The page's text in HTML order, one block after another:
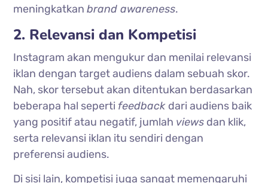
meningkatkanbrand awareness.
2. Relevansi dan Kompetisi
Instagram akan mengukur dan menilai relevansi
iklan dengan target audiens dalam sebuah skor.
Nah, skor tersebut akan ditentukan berdasarkan
beberapa hal seperti feedback dari audiens baik
yang positif atau negatif, jumlah views dan klik,
serta relevansi iklan itu sendiri dengan
preferensi audiens.
Di sisi lain, kompetisi juga sangat memengaruhi